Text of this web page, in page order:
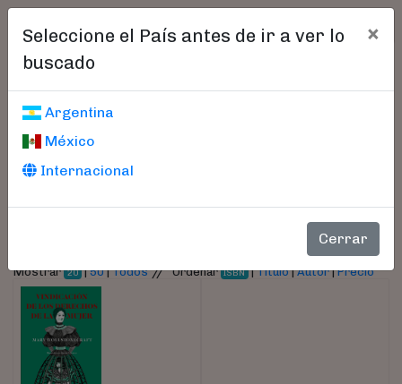
Seleccione el País antes de ir a ver lo
buscado
×
Argentina
México
Internacional
Cerrar
Libros encontrados
Parámetros
Mostrar 20 |50|Todos//Ordenar ISBN |Título|Autor|Precio